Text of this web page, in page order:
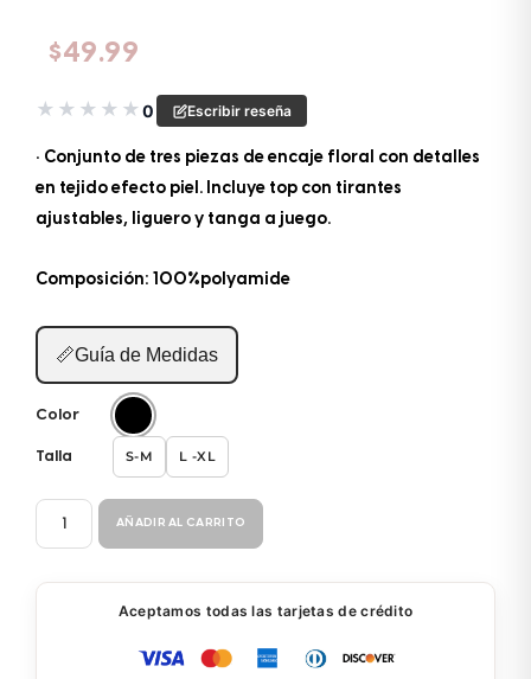
$49.99
★ ★ ★ ★ ★0 Escribir reseña
• Conjunto de tres piezas de encaje floral con detalles
en tejido efecto piel. Incluye top con tirantes
ajustables, liguero y tanga a juego.
Composición: 100%polyamide
📏Guía de Medidas
Color
Talla S-M L -XL
CONJUNTO
AÑADIR AL CARRITO
Aceptamos todas las tarjetas de crédito